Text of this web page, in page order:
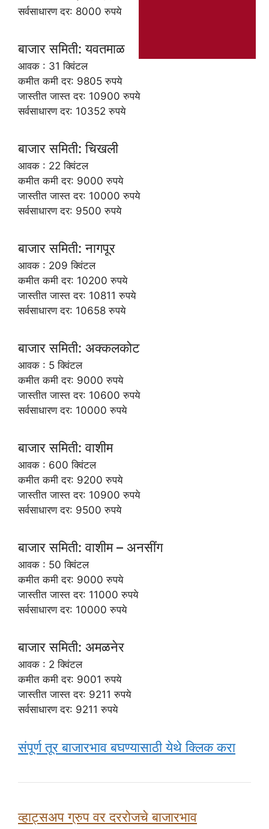
सर्वसाधारण दर: 8000 रुपये
बाजार समिती: यवतमाळ
आवक : 31 क्विंटल
कमीत कमी दर: 9805 रुपये
जास्तीत जास्त दर: 10900 रुपये
सर्वसाधारण दर: 10352 रुपये
बाजार समिती: चिखली
आवक : 22 क्विंटल
कमीत कमी दर: 9000 रुपये
जास्तीत जास्त दर: 10000 रुपये
सर्वसाधारण दर: 9500 रुपये
बाजार समिती: नागपूर
आवक : 209 क्विंटल
कमीत कमी दर: 10200 रुपये
जास्तीत जास्त दर: 10811 रुपये
सर्वसाधारण दर: 10658 रुपये
बाजार समिती: अक्कलकोट
आवक : 5 क्विंटल
कमीत कमी दर: 9000 रुपये
जास्तीत जास्त दर: 10600 रुपये
सर्वसाधारण दर: 10000 रुपये
बाजार समिती: वाशीम
आवक : 600 क्विंटल
कमीत कमी दर: 9200 रुपये
जास्तीत जास्त दर: 10900 रुपये
सर्वसाधारण दर: 9500 रुपये
बाजार समिती: वाशीम – अनसींग
आवक : 50 क्विंटल
कमीत कमी दर: 9000 रुपये
जास्तीत जास्त दर: 11000 रुपये
सर्वसाधारण दर: 10000 रुपये
बाजार समिती: अमळनेर
आवक : 2 क्विंटल
कमीत कमी दर: 9001 रुपये
जास्तीत जास्त दर: 9211 रुपये
सर्वसाधारण दर: 9211 रुपये
संपूर्ण तूर बाजारभाव बघण्यासाठी येथे क्लिक करा
व्हाट्सअप ग्रुप वर दररोजचे बाजारभाव